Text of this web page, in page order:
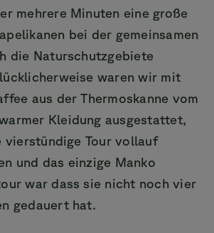
mehrere Minuten eine große
bei der gemeinsamen
die Naturschutzgebiete
waren wir mit
aus der Thermoskanne vom
Kleidung ausgestattet,
vierstündige Tour vollauf
und das einzige Manko
war dass sie nicht noch vier
gedauert hat.